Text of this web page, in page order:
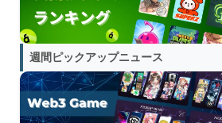
週間ピックアップニュース